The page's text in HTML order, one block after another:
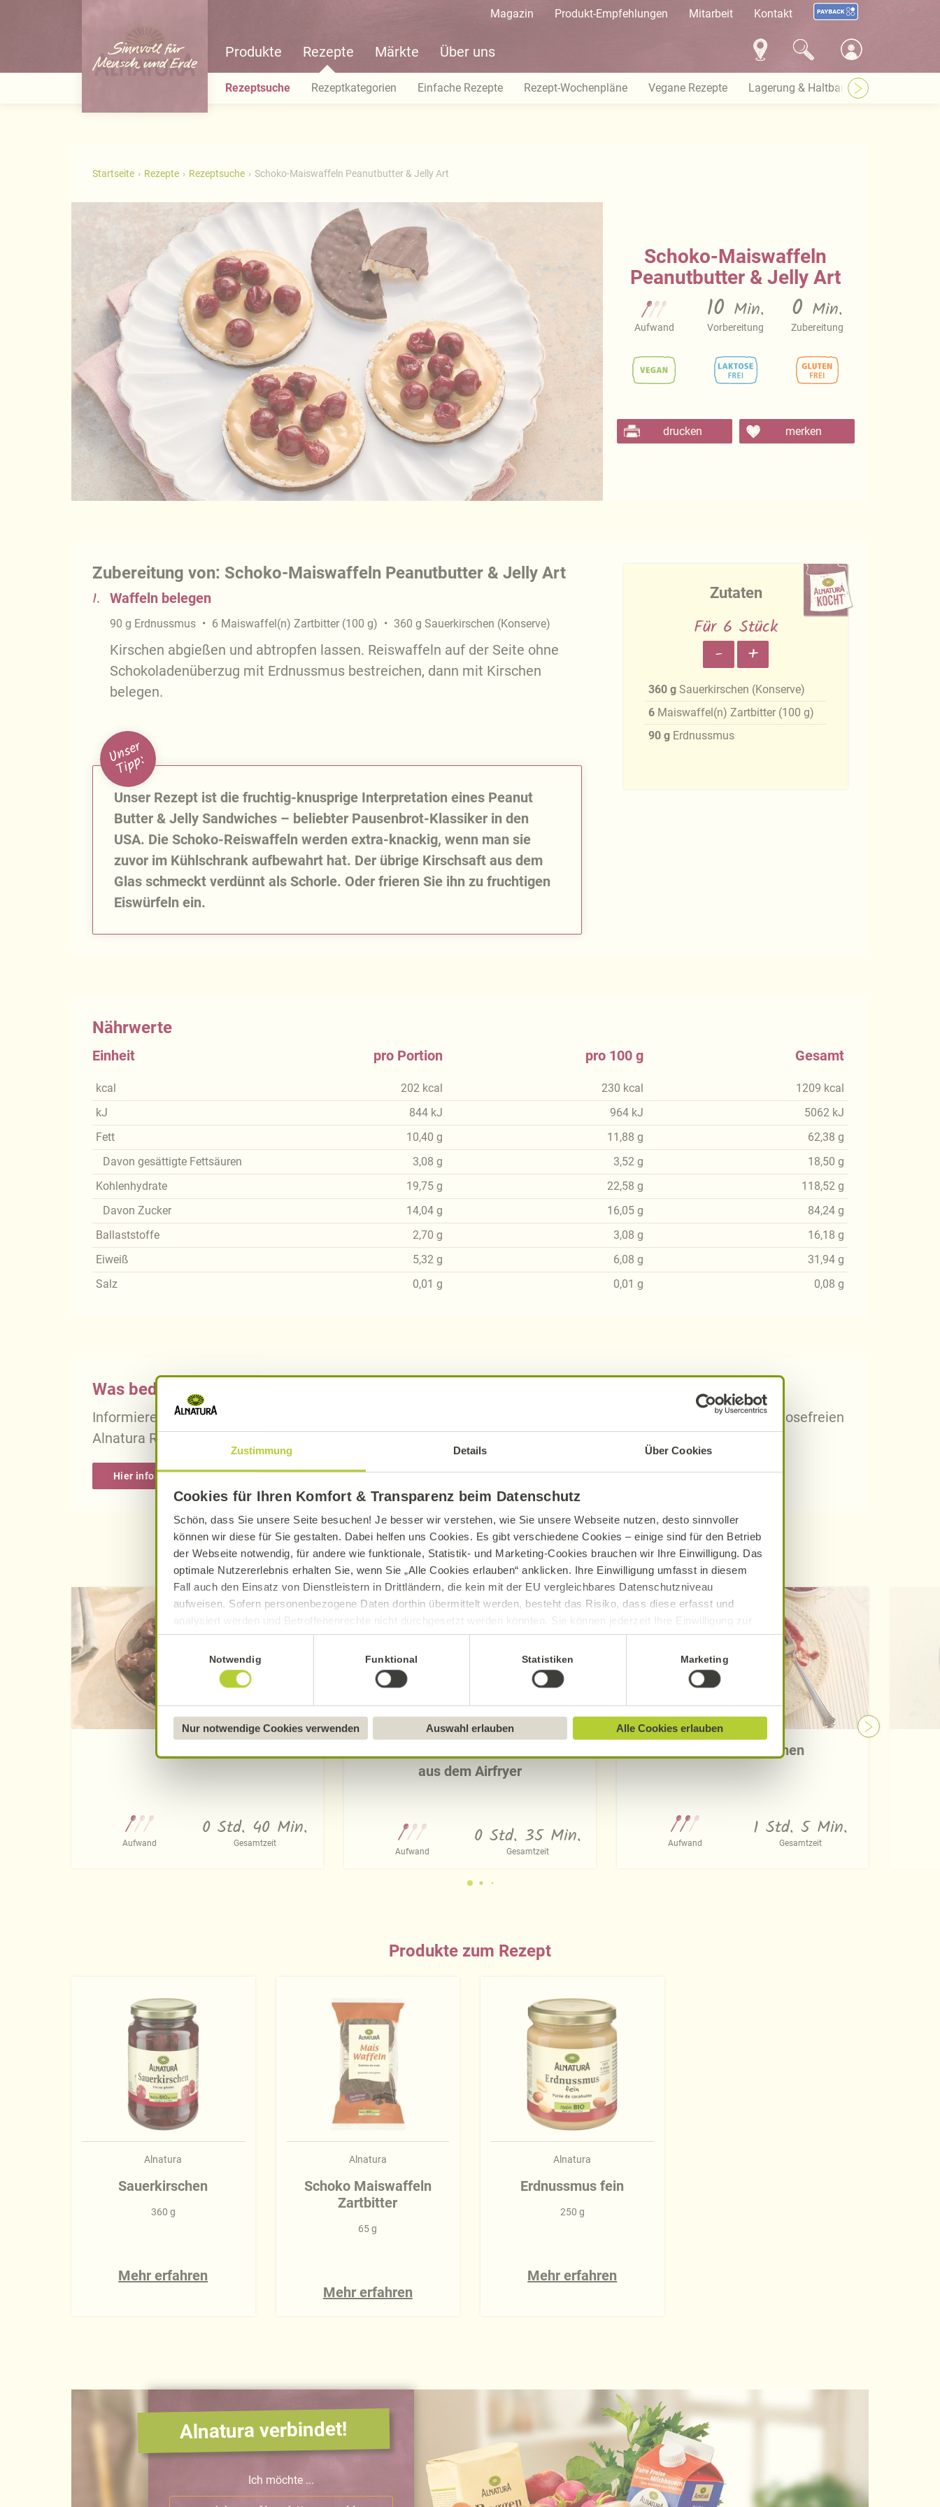
Zustimmung Details Über Cookies
Cookies für Ihren Komfort & Transparenz beim Datenschutz
Schön, dass Sie unsere Seite besuchen! Je besser wir verstehen, wie Sie unsere Webseite nutzen, desto sinnvoller
können wir diese für Sie gestalten. Dabei helfen uns Cookies. Es gibt verschiedene Cookies – einige sind für den Betrieb
der Webseite notwendig, für andere wie funktionale, Statistik- und Marketing-Cookies brauchen wir Ihre Einwilligung. Das
optimale Nutzererlebnis erhalten Sie, wenn Sie „Alle Cookies erlauben“ anklicken. Ihre Einwilligung umfasst in diesem
Fall auch den Einsatz von Dienstleistern in Drittländern, die kein mit der EU vergleichbares Datenschutzniveau
aufweisen. Sofern personenbezogene Daten dorthin übermittelt werden, besteht das Risiko, dass diese erfasst und
analysiert werden und Betroffenenrechte nicht durchgesetzt werden könnten. Sie können jederzeit Ihre Einwilligung zur
Datenverarbeitung und -übermittlung widerrufen und Tools deaktivieren. Ausführliche Informationen finden Sie in unserer
Datenschutzerklärung
Näheres über uns erfahren Sie in unseremImpressum
Notwendig Funktional Statistiken Marketing
Nur notwendige Cookies verwenden Auswahl erlauben Alle Cookies erlauben
Magazin Produkt-Empfehlungen Mitarbeit Kontakt
Produkte Rezepte Märkte Über uns
Rezeptsuche Rezeptkategorien Einfache Rezepte Rezept-Wochenpläne Vegane Rezepte Lagerung & Haltbarkeit
Startseite Rezepte Rezeptsuche Schoko-Maiswaffeln Peanutbutter & Jelly Art
Schoko-Maiswaffeln
Peanutbutter & Jelly Art
Aufwand
10 Min.
Vorbereitung
0 Min.
Zubereitung
drucken merken
Zubereitung von: Schoko-Maiswaffeln Peanutbutter & Jelly Art
1. Waffeln belegen
90 g Erdnussmus 6 Maiswaffel(n) Zartbitter (100 g) 360 g Sauerkirschen (Konserve)
Kirschen abgießen und abtropfen lassen. Reiswaffeln auf der Seite ohne
Schokoladenüberzug mit Erdnussmus bestreichen, dann mit Kirschen
belegen.
U
n
s
e
r
T
i
p
p
:
Unser Rezept ist die fruchtig-knusprige Interpretation eines Peanut
Butter & Jelly Sandwiches – beliebter Pausenbrot-Klassiker in den
USA. Die Schoko-Reiswaffeln werden extra-knackig, wenn man sie
zuvor im Kühlschrank aufbewahrt hat. Der übrige Kirschsaft aus dem
Glas schmeckt verdünnt als Schorle. Oder frieren Sie ihn zu fruchtigen
Eiswürfeln ein.
Zutaten
Für 6 Stück
- +
360 g Sauerkirschen (Konserve)
6 Maiswaffel(n) Zartbitter (100 g)
90 g Erdnussmus
Nährwerte
Einheit
kcal
kJ
Fett
Davon gesättigte Fettsäuren
Kohlenhydrate
Davon Zucker
Ballaststoffe
Eiweiß
Salz
pro Portion
202 kcal
844 kJ
10,40 g
3,08 g
19,75 g
14,04 g
2,70 g
5,32 g
0,01 g
pro 100 g
230 kcal
964 kJ
11,88 g
3,52 g
22,58 g
16,05 g
3,08 g
6,08 g
0,01 g
Gesamt
1209 kcal
5062 kJ
62,38 g
18,50 g
118,52 g
84,24 g
16,18 g
31,94 g
0,08 g
Was bedeutet vegan, vegetarisch, gluten- und laktosefrei bei Alnatura Rezepten?
Informieren Sie sich über die genaue Erklärung der Kennzeichnung von veganen, vegetarischen, gluten- und laktosefreien
Alnatura Rezepten.
Hier informieren
Entdecken Sie weitere Rezepte
Aufwand
0 Std. 40 Min.
Gesamtzeit
aus dem Airfryer
Aufwand
0 Std. 35 Min.
Gesamtzeit
Scones mit Rosinen
Aufwand
1 Std. 5 Min.
Gesamtzeit
Produkte zum Rezept
Alnatura
Sauerkirschen
360 g
Mehr erfahren
Alnatura
Schoko Maiswaffeln
Zartbitter
65 g
Mehr erfahren
Alnatura
Erdnussmus fein
250 g
Mehr erfahren
Alnatura verbindet!
Ich möchte ...